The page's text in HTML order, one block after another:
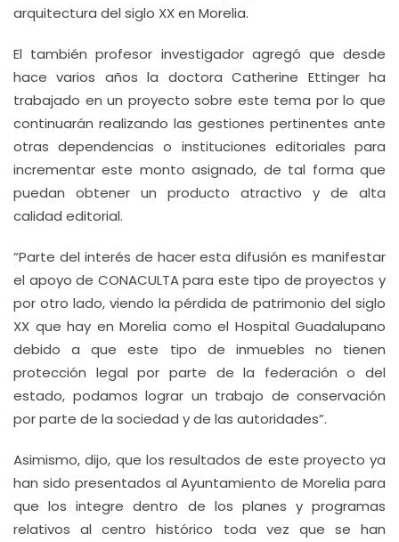
arquitectura del siglo XX en Morelia.
El también profesor investigador agregó que desde
hace varios años la doctora Catherine Ettinger ha
trabajado en un proyecto sobre este tema por lo que
continuarán realizando las gestiones pertinentes ante
otras dependencias o instituciones editoriales para
incrementar este monto asignado, de tal forma que
puedan obtener un producto atractivo y de alta
calidad editorial.
“Parte del interés de hacer esta difusión es manifestar
el apoyo de CONACULTA para este tipo de proyectos y
por otro lado, viendo la pérdida de patrimonio del siglo
XX que hay en Morelia como el Hospital Guadalupano
debido a que este tipo de inmuebles no tienen
protección legal por parte de la federación o del
estado, podamos lograr un trabajo de conservación
por parte de la sociedad y de las autoridades”.
Asimismo, dijo, que los resultados de este proyecto ya
han sido presentados al Ayuntamiento de Morelia para
que los integre dentro de los planes y programas
relativos al centro histórico toda vez que se han